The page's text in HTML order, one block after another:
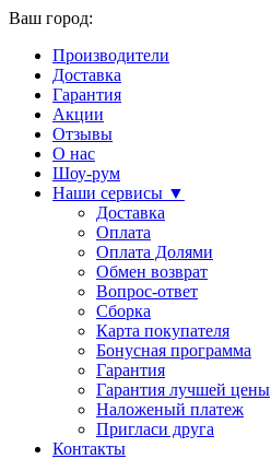
Ваш город:
Производители
Доставка
Гарантия
Акции
Отзывы
О нас
Шоу-рум
Наши сервисы ▼
Доставка
Оплата
Оплата Долями
Обмен возврат
Вопрос-ответ
Сборка
Карта покупателя
Бонусная программа
Гарантия
Гарантия лучшей цены
Наложеный платеж
Пригласи друга
Контакты